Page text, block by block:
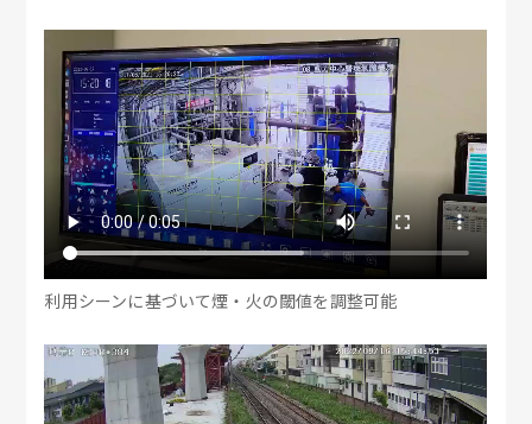
利用シーンに基づいて煙・火の閾値を調整可能